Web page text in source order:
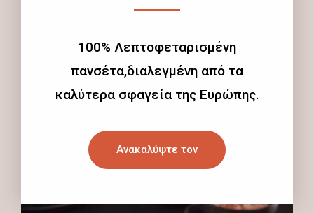
100% Λεπτοφεταρισμένη
πανσέτα,διαλεγμένη από τα
καλύτερα σφαγεία της Ευρώπης.
Ανακαλύψτε τον